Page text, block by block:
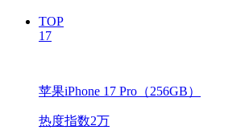
TOP
17
苹果iPhone 17 Pro（256GB）
热度指数2万